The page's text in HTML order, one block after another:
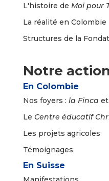
L'histoire de Moi pour
La réalité en Colombie
Structures de la
Notre action
En Colombie
Nos foyers : la Finca
Le Centre éducatif
Les projets agricoles
Témoignages
En Suisse